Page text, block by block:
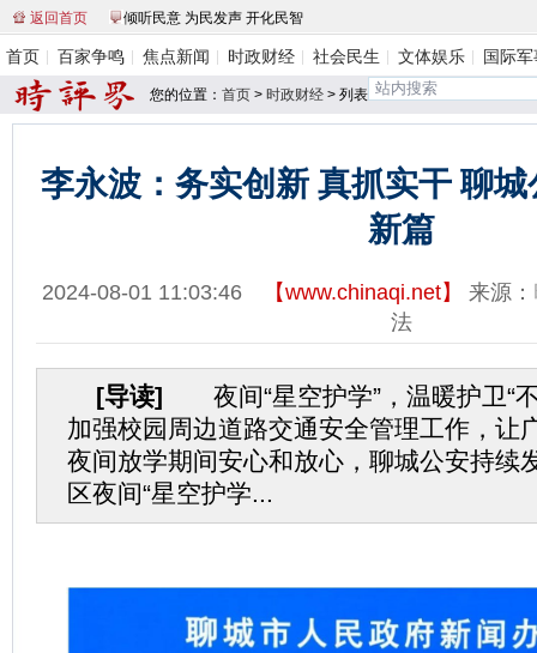
返回首页 倾听民意 为民发声 开化民智
首页 百家争鸣 焦点新闻 时政财经 社会民生 文体娱乐 国际
您的位置： 首页 > 时政财经 > 列表
李永波：务实创新 真抓实干 聊
新篇
2024-08-01 11:03:46 【www.chinaqi.net】 来源：
法
[导读] 夜间“星空护学”，温暖护卫“
加强校园周边道路交通安全管理工作，让
夜间放学期间安心和放心，聊城公安持续
区夜间“星空护学...